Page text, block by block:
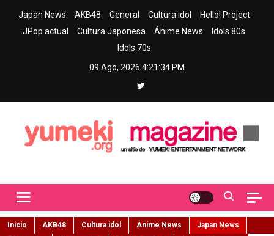
Japan News AKB48 General Cultura idol
Hello! Project
JPop actual
Cultura Japonesa Ánime News
Idols 80s
Idols 70s
09 Ago, 2026 4:21:35 PM
Inicio AKB48 Cultura idol Ánime News
Japan News